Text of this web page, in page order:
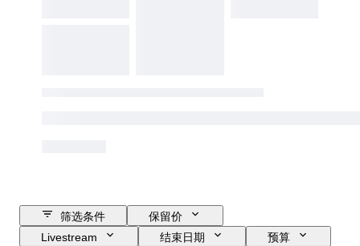
筛选条件
保留价
Livestream
结束日期
预算